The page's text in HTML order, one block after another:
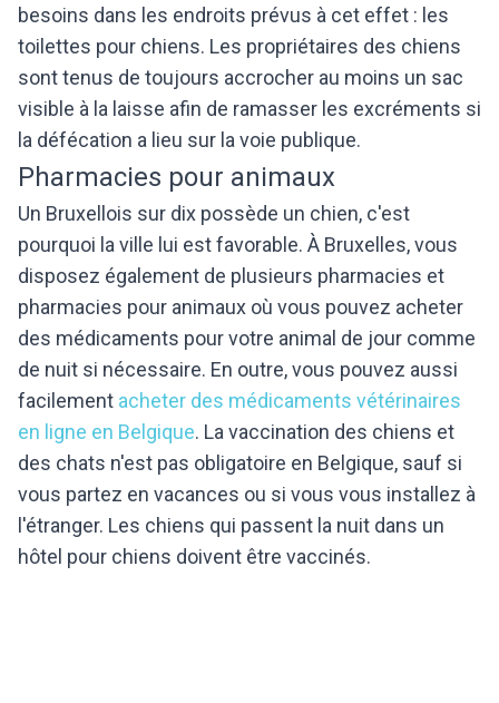
besoins dans les endroits prévus à cet effet : les
toilettes pour chiens. Les propriétaires des chiens
sont tenus de toujours accrocher au moins un sac
visible à la laisse afin de ramasser les excréments si
la défécation a lieu sur la voie publique.
Pharmacies pour animaux
Un Bruxellois sur dix possède un chien, c'est
pourquoi la ville lui est favorable. À Bruxelles, vous
disposez également de plusieurs pharmacies et
pharmacies pour animaux où vous pouvez acheter
des médicaments pour votre animal de jour comme
de nuit si nécessaire. En outre, vous pouvez aussi
facilement acheter des médicaments vétérinaires
en ligne en Belgique. La vaccination des chiens et
des chats n'est pas obligatoire en Belgique, sauf si
vous partez en vacances ou si vous vous installez à
l'étranger. Les chiens qui passent la nuit dans un
hôtel pour chiens doivent être vaccinés.